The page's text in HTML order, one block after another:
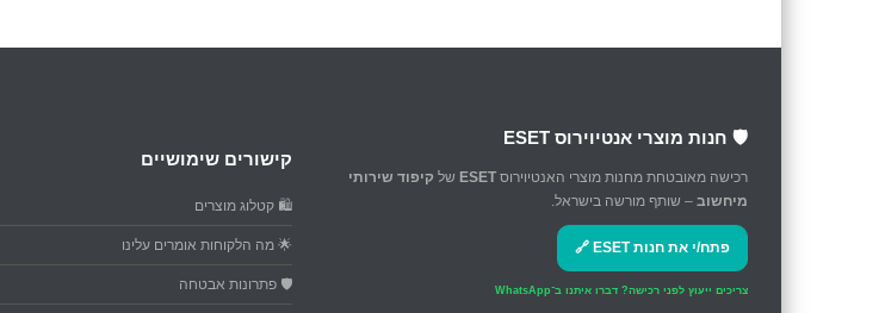
🛡️ חנות מוצרי אנטיוירוס ESET
רכישה מאובטחת מחנות מוצרי האנטיוירוס ESET של קיפוד שירותי
מיחשוב – שותף מורשה בישראל.
פתח/י את חנות ESET 🔗
צריכים ייעוץ לפני רכישה? דברו איתנו ב־WhatsApp
קישורים שימושיים
🛍️ קטלוג מוצרים
🌟 מה הלקוחות אומרים עלינו
🛡️ פתרונות אבטחה